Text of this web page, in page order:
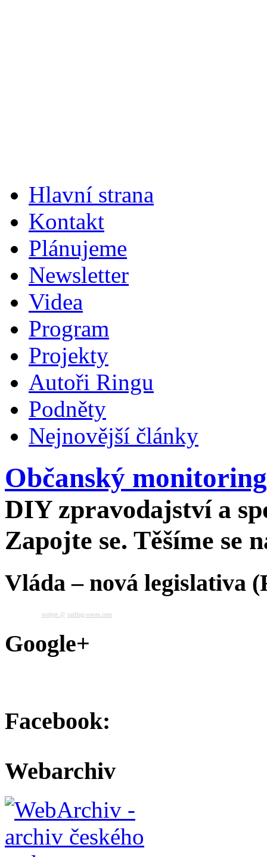
Hlavní strana
Kontakt
Plánujeme
Newsletter
Videa
Program
Projekty
Autoři Ringu
Podněty
Nejnovější články
Občanský monitoring
DIY zpravodajství a
Zapojte se. Těšíme se
Vláda – nová legislativa
widget @ surfing-waves.com
Google+
Facebook:
Webarchiv